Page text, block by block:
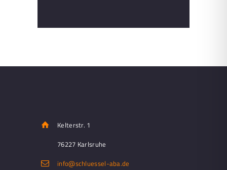
Kelterstr. 1
76227 Karlsruhe
info@schluessel-aba.de